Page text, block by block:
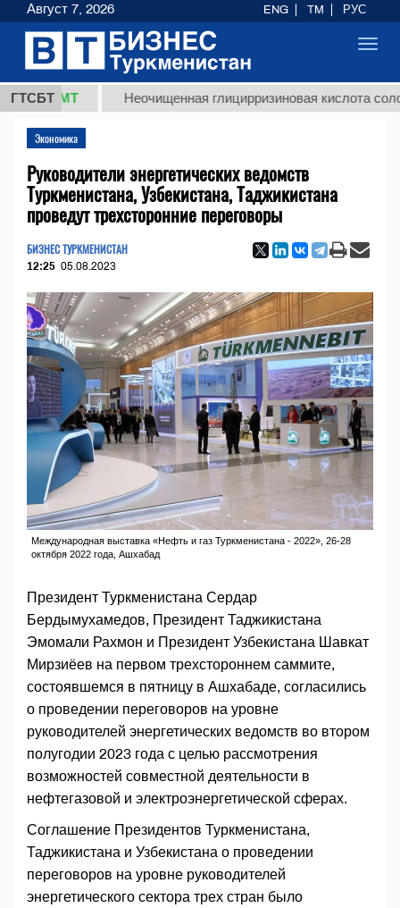
ГТСБТ
ТМТ Неочищенная глицирризиновая кислота
Экономика
Руководители энергетических ведомств
Туркменистана, Узбекистана, Таджикистана
проведут трехсторонние переговоры
БИЗНЕС ТУРКМЕНИСТАН
12:25 05.08.2023
Международная выставка «Нефть и газ Туркменистана - 2022», 26-28
октября 2022 года, Ашхабад
Президент Туркменистана Сердар
Бердымухамедов, Президент Таджикистана
Эмомали Рахмон и Президент Узбекистана Шавкат
Мирзиёев на первом трехстороннем саммите,
состоявшемся в пятницу в Ашхабаде, согласились
о проведении переговоров на уровне
руководителей энергетических ведомств во втором
полугодии 2023 года с целью рассмотрения
возможностей совместной деятельности в
нефтегазовой и электроэнергетической сферах.
Соглашение Президентов Туркменистана,
Таджикистана и Узбекистана о проведении
переговоров на уровне руководителей
энергетического сектора трех стран было
Август 7, 2026 ENG TM РУС